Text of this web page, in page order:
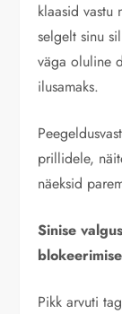
klaasid vastu
selgelt sinu
väga oluline
ilusamaks.
prillidele,
näeksid
Sinise
Pikk arvuti